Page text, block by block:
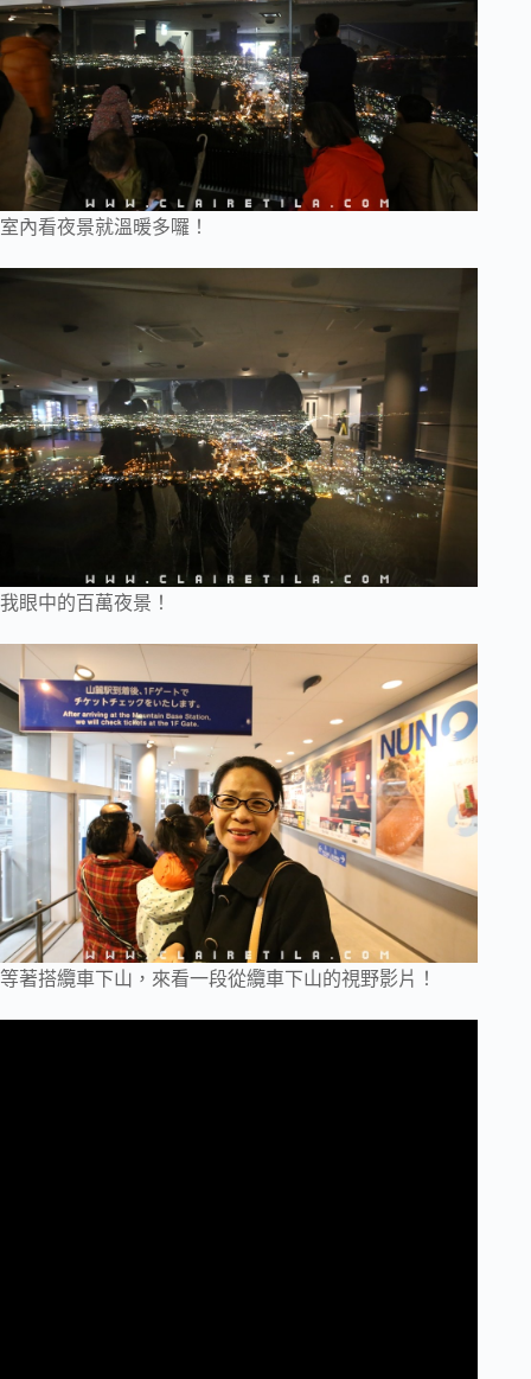
室內看夜景就溫暖多囉！
我眼中的百萬夜景！
等著搭纜車下山，來看一段從纜車下山的視野影片！